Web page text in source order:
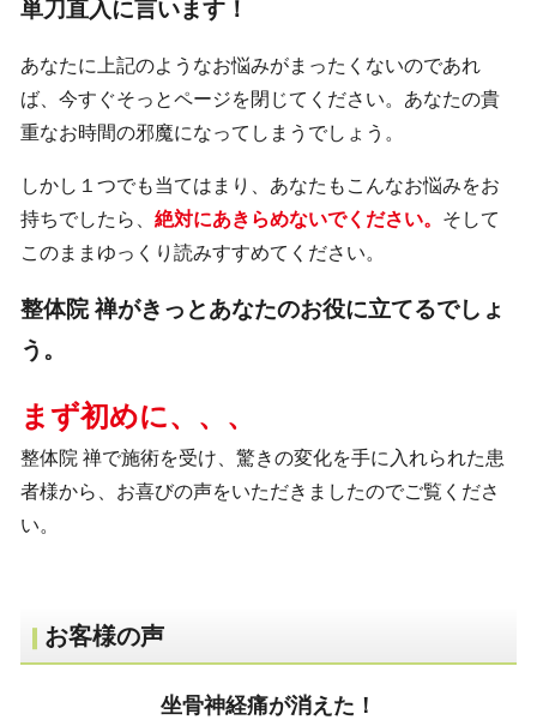
単刀直入に言います！
あなたに上記のようなお悩みがまったくないのであれ
ば、今すぐそっとページを閉じてください。あなたの貴
重なお時間の邪魔になってしまうでしょう。
しかし１つでも当てはまり、あなたもこんなお悩みをお
持ちでしたら、 絶対にあきらめないでください。 そして
このままゆっくり読みすすめてください。
整体院 禅がきっとあなたのお役に立てるでしょ
う。
まず初めに、、、
整体院 禅で施術を受け、驚きの変化を手に入れられた患
者様から、お喜びの声をいただきましたのでご覧くださ
い。
お客様の声
坐骨神経痛が消えた！